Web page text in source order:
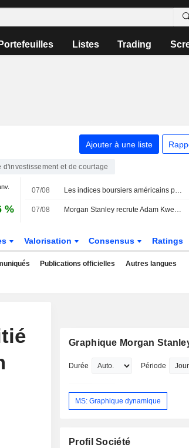
Portefeuilles Listes Trading
Ajouter à une liste
d'investissement et de courtage
%
07/08 Les indices boursiers américains progressent alors que les paris sur une pause de la Fed augmentent suite à la baisse inattendue des créations d'emplois non agricoles
07/08 Morgan Stanley recrute Adam Kweskin de BofA pour couvrir les industries diversifiées
Valorisation Consensus Ratings
Publications officielles Autres langues
Graphique Morgan
Durée Période
MS: Graphique dynamique
Profil Société